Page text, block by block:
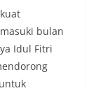
bulan
Idul Fitri